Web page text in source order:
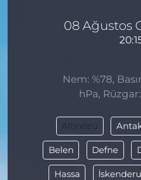
08 Ağustos
Nem: %78,
hPa,
Altınözü
Belen Defne
Hassa